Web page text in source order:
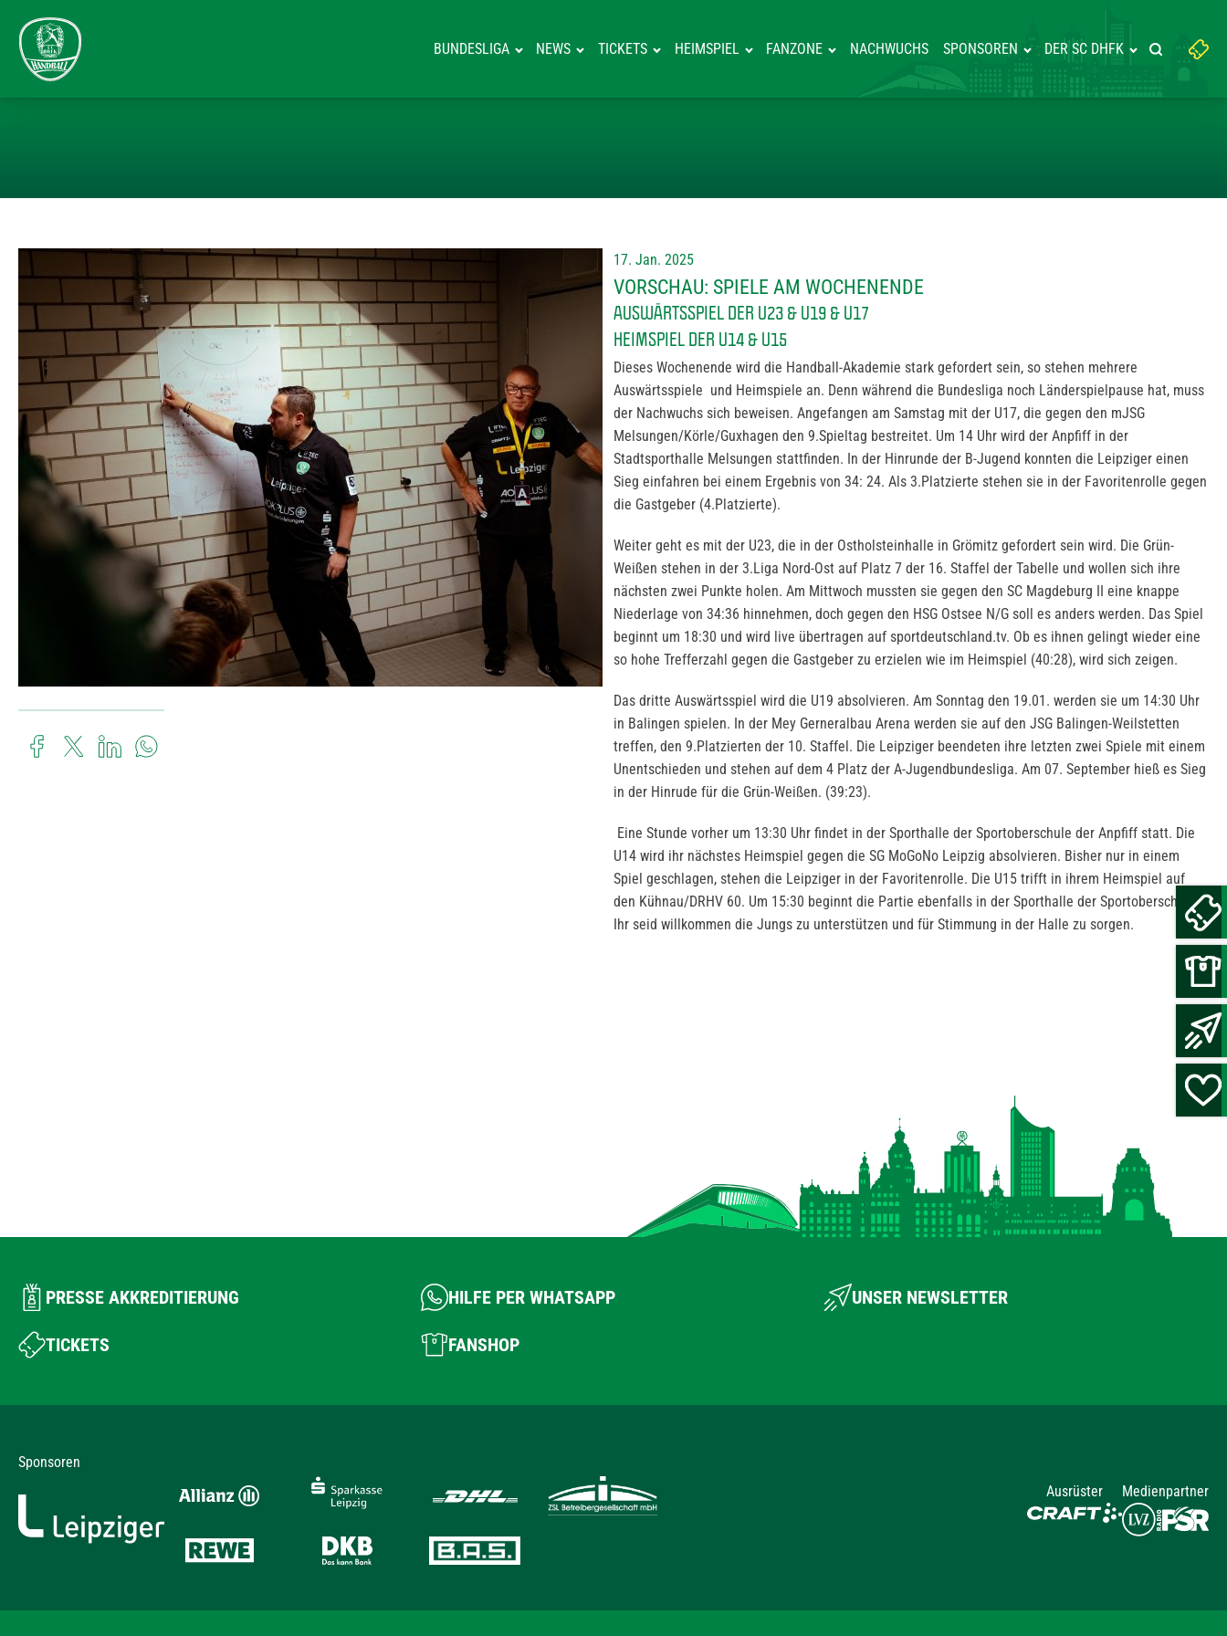
BUNDESLIGA NEWS TICKETS HEIMSPIEL FANZONE NACHWUCHS SPONSOREN DER SC DHFK
Suchbegriff
eingeben:
Suche
17. Jan. 2025
VORSCHAU: SPIELE AM WOCHENENDE
AUSWÄRTSSPIEL DER U23 & U19 & U17
HEIMSPIEL DER U14 & U15
Dieses Wochenende wird die Handball-Akademie stark gefordert sein, so stehen mehrere
Auswärtsspiele und Heimspiele an. Denn während die Bundesliga noch Länderspielpause hat, muss
der Nachwuchs sich beweisen. Angefangen am Samstag mit der U17, die gegen den mJSG
Melsungen/Körle/Guxhagen den 9.Spieltag bestreitet. Um 14 Uhr wird der Anpfiff in der
Stadtsporthalle Melsungen stattfinden. In der Hinrunde der B-Jugend konnten die Leipziger einen
Sieg einfahren bei einem Ergebnis von 34: 24. Als 3.Platzierte stehen sie in der Favoritenrolle gegen
die Gastgeber (4.Platzierte).
Weiter geht es mit der U23, die in der Ostholsteinhalle in Grömitz gefordert sein wird. Die Grün-
Weißen stehen in der 3.Liga Nord-Ost auf Platz 7 der 16. Staffel der Tabelle und wollen sich ihre
nächsten zwei Punkte holen. Am Mittwoch mussten sie gegen den SC Magdeburg II eine knappe
Niederlage von 34:36 hinnehmen, doch gegen den HSG Ostsee N/G soll es anders werden. Das Spiel
beginnt um 18:30 und wird live übertragen auf sportdeutschland.tv. Ob es ihnen gelingt wieder eine
so hohe Trefferzahl gegen die Gastgeber zu erzielen wie im Heimspiel (40:28), wird sich zeigen.
Das dritte Auswärtsspiel wird die U19 absolvieren. Am Sonntag den 19.01. werden sie um 14:30 Uhr
in Balingen spielen. In der Mey Gerneralbau Arena werden sie auf den JSG Balingen-Weilstetten
treffen, den 9.Platzierten der 10. Staffel. Die Leipziger beendeten ihre letzten zwei Spiele mit einem
Unentschieden und stehen auf dem 4 Platz der A-Jugendbundesliga. Am 07. September hieß es Sieg
in der Hinrude für die Grün-Weißen. (39:23).
Eine Stunde vorher um 13:30 Uhr findet in der Sporthalle der Sportoberschule der Anpfiff statt. Die
U14 wird ihr nächstes Heimspiel gegen die SG MoGoNo Leipzig absolvieren. Bisher nur in einem
Spiel geschlagen, stehen die Leipziger in der Favoritenrolle. Die U15 trifft in ihrem Heimspiel auf
den Kühnau/DRHV 60. Um 15:30 beginnt die Partie ebenfalls in der Sporthalle der Sportoberschule.
Ihr seid willkommen die Jungs zu unterstützen und für Stimmung in der Halle zu sorgen.
PRESSE AKKREDITIERUNG HILFE PER WHATSAPP UNSER NEWSLETTER
TICKETS FANSHOP
Sponsoren
Ausrüster
Medienpartner